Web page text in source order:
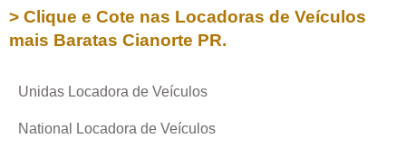
> Clique e Cote nas Locadoras de Veículos
mais Baratas Cianorte PR.
Unidas Locadora de Veículos
National Locadora de Veículos